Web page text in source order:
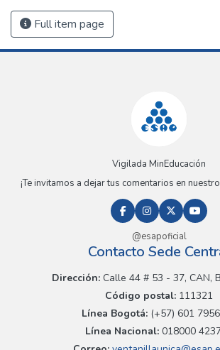
Full item page
Vigilada MinEducación
¡Te invitamos a dejar tus comentarios en
@esapoficial
Contacto Sede
Dirección:Calle 44 # 53 - 37, CAN,
Código postal: 111321
Línea Bogotá:(+57) 601
Línea Nacional: 018000